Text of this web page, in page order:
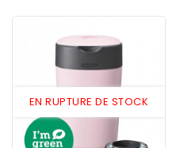
EN RUPTURE DE STOCK